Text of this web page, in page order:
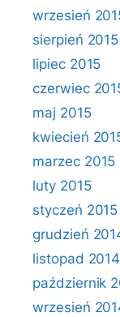
wrzesień
sierpień 2015
lipiec 2015
czerwiec
maj 2015
kwiecień
marzec 2015
luty 2015
styczeń 2015
grudzień
listopad 2014
październik
wrzesień